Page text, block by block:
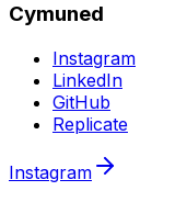
Cymuned
Instagram
LinkedIn
GitHub
Replicate
Instagram